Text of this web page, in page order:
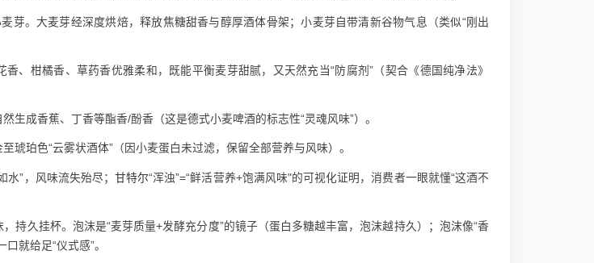
芽。大麦芽经深度烘焙，释放焦糖甜香与醇厚酒体骨架；小麦芽自带清新谷物气息（类似“刚出
香、柑橘香、草药香优雅柔和，既能平衡麦芽甜腻，又天然充当“防腐剂”（契合《德国纯净法》
生成香蕉、丁香等酯香/酚香（这是德式小麦啤酒的标志性“灵魂风味”）。
琥珀色“云雾状酒体”（因小麦蛋白未过滤，保留全部营养与风味）。
水”，风味流失殆尽； 甘特尔“浑浊”=“鲜活营养+饱满风味"的可视化证明，消费者一眼就懂“这酒不
，持久挂杯。泡沫是“麦芽质量+发酵充分度”的镜子（蛋白多糖越丰富，泡沫越持久）；泡沫像“香
就给足“仪式感”。